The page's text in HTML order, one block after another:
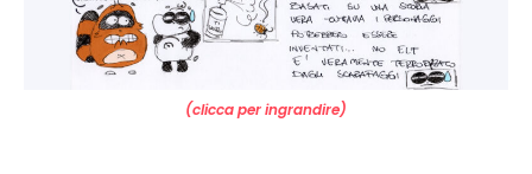
(clicca per ingrandire)